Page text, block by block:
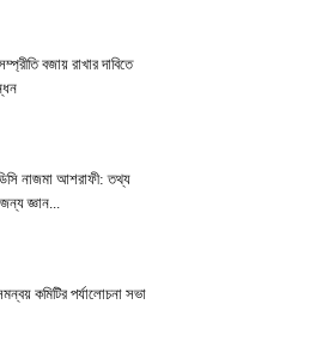
বজায় রাখার দাবিতে
নাজমা আশরাফী: তথ্য
জন্য জ্ঞান...
কমিটির পর্যালোচনা সভা